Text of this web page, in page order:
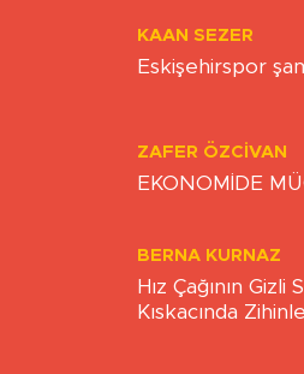
KAAN SEZER
Eskişehirspor
ZAFER ÖZCIVAN
EKONOMİDE
BERNA KURNAZ
Hız Çağının Gizli
Kıskacında